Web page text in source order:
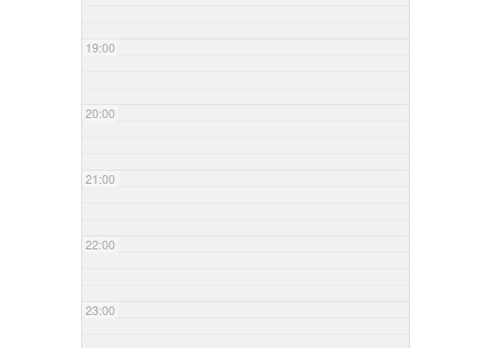
19:00
20:00
21:00
22:00
23:00